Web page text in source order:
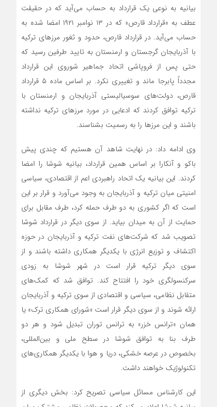
بیانیه به نوعی یک قرارداد به حساب می‌آید که در حقیقت
عطف به «قرارداد قارص» که در ۱۳ نوامبر ۱۹۲۱ امضا شده به
حساب می‌آید. در قرارداد قارص، حدود و ثغور مرزهای ترکیه
با آذربایجان گرجستان و ارمنستان به تایید طرفین رسید که
حتی پس از فروپاشی اتحاد جماهیر شوروی این قرارداد
مجدداً پابرجا ماند و تغییری نکرد. بر اساس ماده ۵ قرارداد
قارص، دولت‌های سوسیالیستی آذربایجان و ارمنستان با
ترکیه توافق کردند که ادعایی در مورد مرزهای ترکیه نداشته
باشند و این مرزها را به رسمیت بشناسند.
وی ادامه داد: در نهایت شاهد آن هستیم که چندی پیش
باکو و آنکارا بر اساس همین قرارداد، بیانیه شوشا را امضا
کردند. این بیانیه یک اتحاد راهبردی اعم از اقتصادی، سیاسی
امنیتی میان ترکیه و آذربایجان به وجود می‌آورد و قرار بر این
است که اگر کشوری به دو طرف حمله کرد، طرف مقابل برای
حمایت از آن به میدان بیاید. از سوی دیگر در قرارداد شوشا
تصویب شد که شرکت‌های نفت ترکیه و آذربایجان در حوزه
اکتشاف و توزیع انرژی با یکدیگر همکاری داشته باشند و از
سوی دیگر ترکیه قرار است در شهر شوشا به زودی
سرکنسولگری خود را افتتاح کند. توافق شد که کمک‌های
متقابل نظامی، سیاسی و اقتصادی از سوی ترکیه و آذربایجان
ارائه شوند و از سوی دیگر قرار است «شورای همکاری ترک» یا
همان «ترانس خزر» به ترانس توران تبدیل شود و هر دو
طرف بنا به توافق شوشا در سطح ملی و بین‌المللی،
بخصوص در عرصه خشکی، دریا و هوا با یکدیگر همکاری‌های
تکنولوژیک خواهند داشت.
این کارشناس مسائل سیاسی تصریح کرد: بخش دیگری از